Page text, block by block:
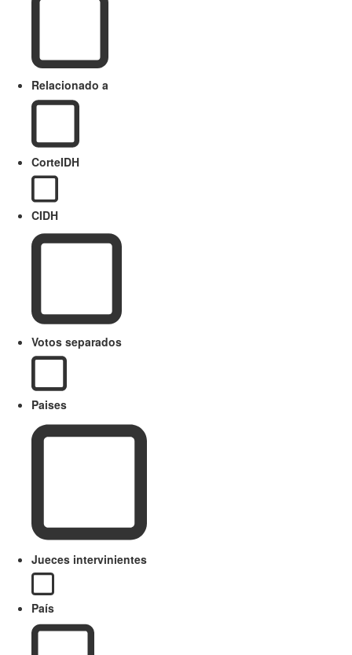
Relacionado a
CorteIDH
CIDH
Votos separados
Paises
Jueces intervinientes
País